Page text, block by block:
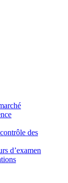
des
d’examen